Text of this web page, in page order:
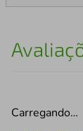
Carregando…